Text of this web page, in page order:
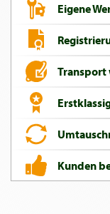
Eigene
Transport
Kunden